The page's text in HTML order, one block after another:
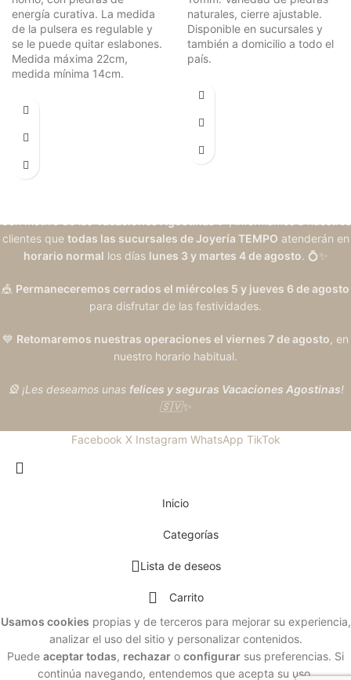
energía curativa. La medida
de la pulsera es regulable y
se le puede quitar eslabones.
Medida máxima 22cm,
medida mínima 14cm.
naturales, cierre ajustable.
Disponible en sucursales y
también a domicilio a todo el
país.
clientes que todas las sucursales de Joyería TEMPO atenderán en
horario normal los días lunes 3 y martes 4 de agosto. 💍✨
🎪 Permaneceremos cerrados el miércoles 5 y jueves 6 de agosto
para disfrutar de las festividades.
💙 Retomaremos nuestras operaciones el viernes 7 de agosto, en
nuestro horario habitual.
🎡 ¡Les deseamos unas felices y seguras Vacaciones Agostinas!
🇸🇻✨
Facebook X Instagram WhatsApp TikTok
Inicio
Categorías
Lista de deseos
Carrito
Usamos cookies propias y de terceros para mejorar su experiencia,
analizar el uso del sitio y personalizar contenidos.
Puede aceptar todas, rechazar o configurar sus preferencias. Si
continúa navegando, entendemos que acepta su uso.